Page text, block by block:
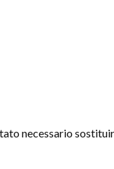
necessario